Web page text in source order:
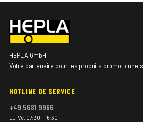
HEPLA GmbH
Votre partenaire pour les produits promotionnels
HOTLINE DE SERVICE
+49 5681 9966
Lu–Ve, 07:30 – 16:30